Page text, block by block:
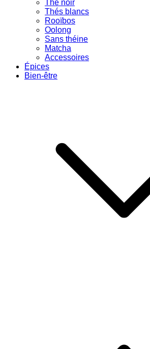
Thé noir
Thés blancs
Rooïbos
Oolong
Sans théine
Matcha
Accessoires
Épices
Bien-être